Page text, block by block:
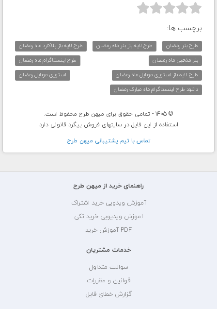



برچسب ها:
طرح بنر رمضان طرح لایه باز بنر ماه رمضان
طرح لایه باز پلاکارد ماه رمضان
بنر مذهبی ماه رمضان
طرح اینستاگرام ماه رمضان
طرح لایه باز استوری موبایل ماه رمضان
استوری موبایل رمضان
دانلود طرح اینستاگرام ماه مبارک رمضان
© 1405 - تمامی حقوق برای میهن طرح محفوظ است.
استفاده از این فایل در سایتهای فروش پیگرد قانونی دارد
تماس با تيم پشتيبانی ميهن طرح
راهنمای خرید از میهن طرح
آموزش ویدویی خرید اشتراک
آموزش ویدیویی خرید تکی
PDF آموزش خرید
خدمات مشتریان
سوالات متداول
قوانین و مقررات
گزارش خطای فایل